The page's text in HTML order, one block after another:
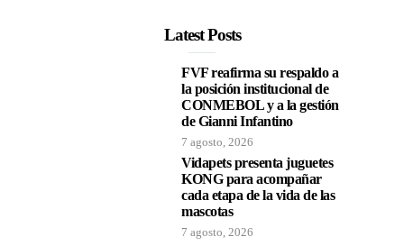
Latest Posts
FVF reafirma su respaldo a
la posición institucional de
CONMEBOL y a la gestión
de Gianni Infantino
7 agosto, 2026
Vidapets presenta juguetes
KONG para acompañar
cada etapa de la vida de las
mascotas
7 agosto, 2026